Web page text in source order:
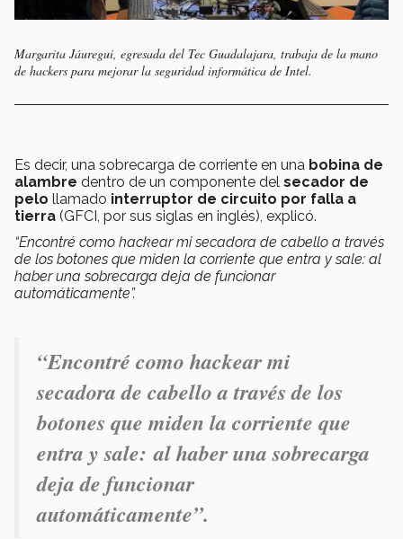
Margarita Jáuregui, egresada del Tec Guadalajara, trabaja de la mano
de hackers para mejorar la seguridad informática de Intel.
Es decir, una sobrecarga de corriente en una bobina de
alambre dentro de un componente del secador de
pelo llamado interruptor de circuito por falla a
tierra (GFCI, por sus siglas en inglés), explicó.
“Encontré como hackear mi secadora de cabello a través
de los botones que miden la corriente que entra y sale: al
haber una sobrecarga deja de funcionar
automáticamente”.
“Encontré como hackear mi
secadora de cabello a través de los
botones que miden la corriente que
entra y sale: al haber una sobrecarga
deja de funcionar
automáticamente”.